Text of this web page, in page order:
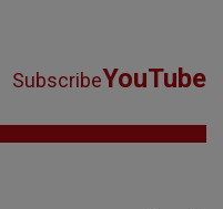
SubscribeYouTube